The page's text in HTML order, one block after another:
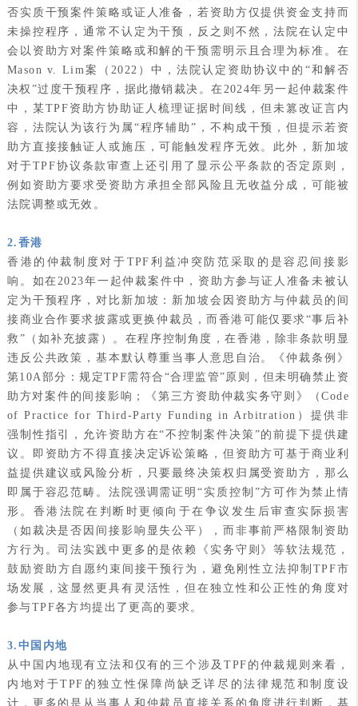
否实质干预案件策略或证人准备，若资助方仅提供资金支持而
未操控程序，通常不认定为干预，反之则不然，法院在认定中
会以资助方对案件策略或和解的干预需明示且合理为标准。在
Mason v. Lim案（2022）中，法院认定资助协议中的“和解否
决权”过度干预程序，据此撤销裁决。在2024年另一起仲裁案件
中，某TPF资助方协助证人梳理证据时间线，但未篡改证言内
容，法院认为该行为属“程序辅助”，不构成干预，但提示若资
助方直接接触证人或施压，可能触发程序无效。此外，新加坡
对于TPF协议条款审查上还引用了显示公平条款的否定原则，
例如资助方要求受资助方承担全部风险且无收益分成，可能被
法院调整或无效。
2.香港
香港的仲裁制度对于TPF利益冲突防范采取的是容忍间接影
响。如在2023年一起仲裁案件中，资助方参与证人准备未被认
定为干预程序，对比新加坡：新加坡会因资助方与仲裁员的间
接商业合作要求披露或更换仲裁员，而香港可能仅要求“事后补
救”（如补充披露）。在程序控制角度，在香港，除非条款明显
违反公共政策，基本默认尊重当事人意思自治。《仲裁条例》
第10A部分：规定TPF需符合“合理监管”原则，但未明确禁止资
助方对案件的间接影响；《第三方资助仲裁实务守则》（Code
of Practice for Third-Party Funding in Arbitration）提供非
强制性指引，允许资助方在“不控制案件决策”的前提下提供建
议。即资助方不得直接决定诉讼策略，但资助方可基于商业利
益提供建议或风险分析，只要最终决策权归属受资助方，那么
即属于容忍范畴。法院强调需证明“实质控制”方可作为禁止情
形。香港法院在判断时更倾向于在争议发生后审查实际损害
（如裁决是否因间接影响显失公平），而非事前严格限制资助
方行为。司法实践中更多的是依赖《实务守则》等软法规范，
鼓励资助方自愿约束间接干预行为，避免刚性立法抑制TPF市
场发展，这显然更具有灵活性，但在独立性和公正性的角度对
参与TPF各方均提出了更高的要求。
3.中国内地
从中国内地现有立法和仅有的三个涉及TPF的仲裁规则来看，
内地对于TPF的独立性保障尚缺乏详尽的法律规范和制度设
计，更多的是从当事人和仲裁员直接关系的角度进行判断，基